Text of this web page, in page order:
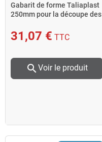
Gabarit de forme Taliaplast
250mm pour la découpe des
31,07 € TTC
search Voir le produit